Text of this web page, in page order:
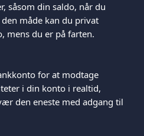
såsom din saldo, når du
måde kan du privat
mens du er på farten.
for at modtage
i din konto i realtid,
den eneste med adgang til